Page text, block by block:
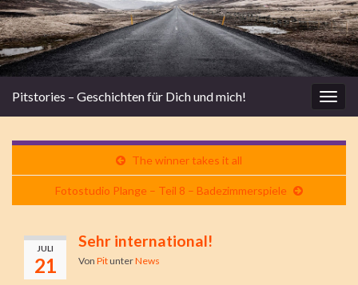
Pitstories – Geschichten für Dich und mich!
The winner takes it all
Fotostudio Plange – Teil 8 – Badezimmerspiele
JULI
21
Sehr international!
Von PitunterNews